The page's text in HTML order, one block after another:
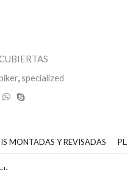
,specialized
MONTADAS Y REVISADAS